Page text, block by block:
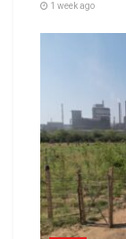
1 week ago